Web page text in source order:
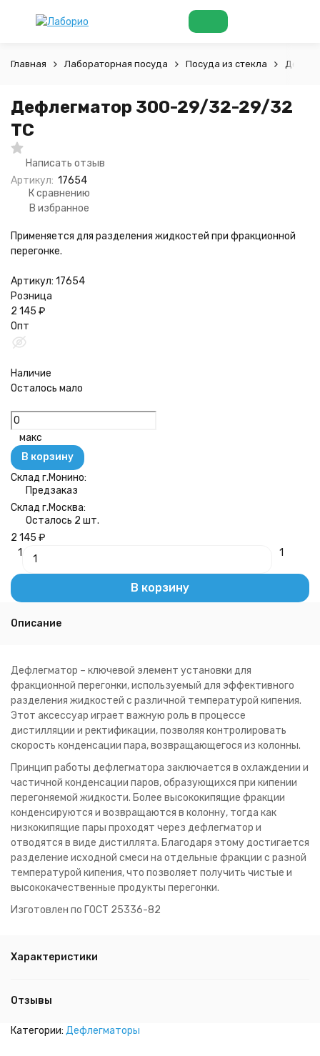
Главная Лабораторная посуда Посуда из стекла
Дефлегматор 300-29/32-29/32
ТС
Написать отзыв
Артикул: 17654
К сравнению
В избранное
Применяется для разделения жидкостей при фракционной
перегонке.
Артикул: 17654
Розница
2 145 ₽
Опт
Наличие
Осталось мало
макс
В корзину
Склад г.Монино:
Предзаказ
Склад г.Москва:
Осталось 2 шт.
2 145 ₽
1
1
В корзину
Описание
Дефлегматор – ключевой элемент установки для
фракционной перегонки, используемый для эффективного
разделения жидкостей с различной температурой кипения.
Этот аксессуар играет важную роль в процессе
дистилляции и ректификации, позволяя контролировать
скорость конденсации пара, возвращающегося из колонны.
Принцип работы дефлегматора заключается в охлаждении и
частичной конденсации паров, образующихся при кипении
перегоняемой жидкости. Более высококипящие фракции
конденсируются и возвращаются в колонну, тогда как
низкокипящие пары проходят через дефлегматор и
отводятся в виде дистиллята. Благодаря этому достигается
разделение исходной смеси на отдельные фракции с разной
температурой кипения, что позволяет получить чистые и
высококачественные продукты перегонки.
Изготовлен по ГОСТ 25336-82
Характеристики
Отзывы
Категории: Дефлегматоры